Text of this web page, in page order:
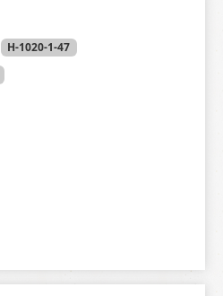
H-1020-1-47